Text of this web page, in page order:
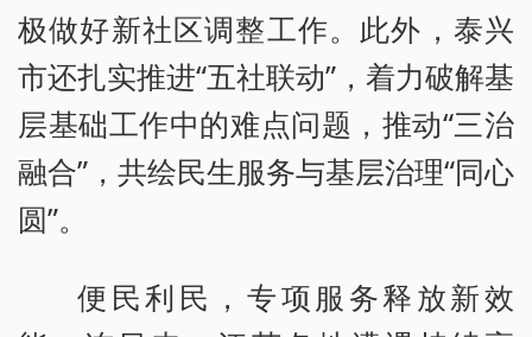
极做好新社区调整工作。此外，泰兴
市还扎实推进“五社联动”，着力破解基
层基础工作中的难点问题，推动“三治
融合”，共绘民生服务与基层治理“同心
圆”。
便民利民，专项服务释放新效